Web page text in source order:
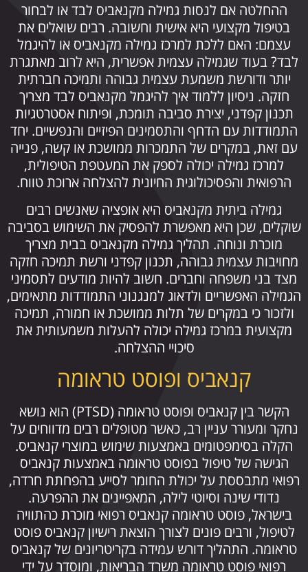
ההחלטה אם לנסות גמילה מקנאביס לבד או לבחור
בטיפול מקצועי היא אישית וחשובה. רבים שואלים את
עצמם: האם ללכת למרכז גמילה מקנאביס או להיגמל
לבד? בעוד שגמילה עצמית אפשרית, היא לרוב מאתגרת
יותר ודורשת משמעת עצמית גבוהה ותמיכה חברתית
חזקה. ניסיון ללמוד איך להיגמל מקנאביס לבד מצריך
תכנון קפדני, יצירת סביבה תומכת, ופיתוח אסטרטגיות
התמודדות עם הדחף והתסמינים הפיזיים והנפשיים. יחד
עם זאת, במקרים של התמכרות ממושכת או קשה, פנייה
למרכז גמילה יכולה לספק את המעטפת הטיפולית,
הרפואית והפסיכולוגית החיונית להצלחה ארוכת טווח.
גמילה ביתית מקנאביס היא אופציה שאנשים רבים
שוקלים, שכן היא מאפשרת להפסיק את השימוש בסביבה
מוכרת ונוחה. תהליך גמילה מקנאביס בבית מצריך
מחויבות עצמית גבוהה, תכנון קפדני ורשת תמיכה חזקה
מצד בני משפחה וחברים. חשוב להיות מודעים לתסמיני
הגמילה האפשריים ולדאוג למנגנוני התמודדות מתאימים,
ולזכור כי במקרים של תלות ממושכת או חמורה, תמיכה
מקצועית במרכז גמילה יכולה להעלות משמעותית את
סיכויי ההצלחה.
קנאביס ופוסט טראומה
הקשר בין קנאביס ופוסט טראומה (PTSD) הוא נושא
נחקר ומעורר עניין רב, כאשר מטופלים רבים מדווחים על
הקלה בסימפטומים באמצעות שימוש במוצרי קנאביס.
הגישה של טיפול בפוסט טראומה באמצעות קנאביס
רפואי מתבססת על יכולת החומר לסייע בהפחתת חרדה,
נדודי שינה וסיוטי לילה, המאפיינים את ההפרעה.
בישראל, פוסט טראומה קנאביס רפואי מוכרת כהתוויה
לטיפול, ורבים פונים לצורך הוצאת רישיון קנאביס פוסט
טראומה. התהליך דורש עמידה בקריטריונים של קנאביס
רפואי פוסט טראומה משרד הבריאות, ומוסדר על ידי